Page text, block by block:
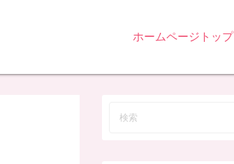
ホームページトップ